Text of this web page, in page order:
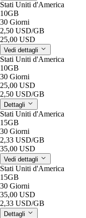
Stati Uniti d'America
10GB
30 Giorni
2,50 USD/GB
25,00 USD
Vedi dettagli
Stati Uniti d'America
10GB
30 Giorni
25,00 USD
2,50 USD/GB
Dettagli
Stati Uniti d'America
15GB
30 Giorni
2,33 USD/GB
35,00 USD
Vedi dettagli
Stati Uniti d'America
15GB
30 Giorni
35,00 USD
2,33 USD/GB
Dettagli